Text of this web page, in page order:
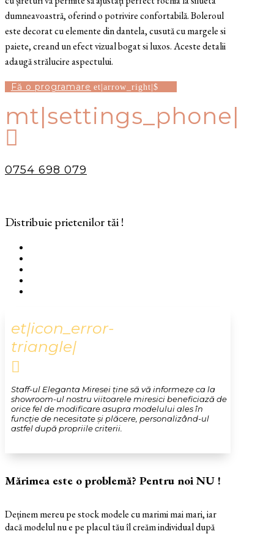
dumneavoastră, oferind o potrivire confortabilă. Boleroul
este decorat cu elemente din dantela, cusută cu margele si
paiete, creand un efect vizual bogat si luxos. Aceste detalii
adaugă strălucire aspectului.
Fă o programare
mt|settings_phone|

0754 698 079
Distribuie prietenilor tăi !
et|icon_error-
triangle|

Staff-ul Eleganta Miresei ține să vă informeze ca la
showroom-ul nostru viitoarele miresici beneficiază de
orice fel de modificare asupra modelului ales în
funcție de necesitate și plăcere, personalizând-ul
astfel după propriile criterii.
Mărimea este o problemă? Pentru noi NU !
Deținem mereu pe stock modele cu marimi mai mari, iar
dacă modelul nu e pe placul tău îl creăm individual după